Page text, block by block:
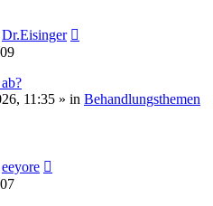
Dr.Eisinger
11:35 » in Behandlungsthemen
eeyore